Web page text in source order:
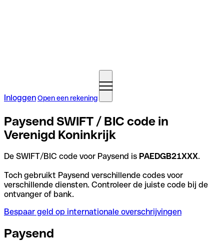
InloggenOpen een rekening
Paysend SWIFT / BIC code in
Verenigd Koninkrijk
De SWIFT/BIC code voor Paysend is PAEDGB21XXX.
Toch gebruikt Paysend verschillende codes voor
verschillende diensten. Controleer de juiste code bij de
ontvanger of bank.
Bespaar geld op internationale overschrijvingen
Paysend